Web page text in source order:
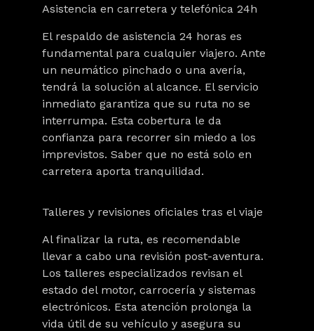
Asistencia en carretera y telefónica 24h
El respaldo de asistencia 24 horas es
fundamental para cualquier viajero. Ante
un neumático pinchado o una avería,
tendrá la solución al alcance. El servicio
inmediato garantiza que su ruta no se
interrumpa. Esta cobertura le da
confianza para recorrer sin miedo a los
imprevistos. Saber que no está solo en
carretera aporta tranquilidad.
Talleres y revisiones oficiales tras el viaje
Al finalizar la ruta, es recomendable
llevar a cabo una revisión post-aventura.
Los talleres especializados revisan el
estado del motor, carrocería y sistemas
electrónicos. Esta atención prolonga la
vida útil de su vehículo y asegura su